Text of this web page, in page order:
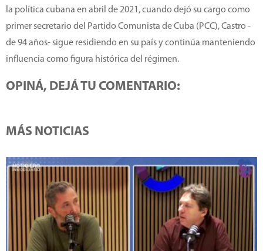
la política cubana en abril de 2021, cuando dejó su cargo como
primer secretario del Partido Comunista de Cuba (PCC), Castro -
de 94 años- sigue residiendo en su país y continúa manteniendo
influencia como figura histórica del régimen.
OPINÁ, DEJÁ TU COMENTARIO:
MÁS NOTICIAS